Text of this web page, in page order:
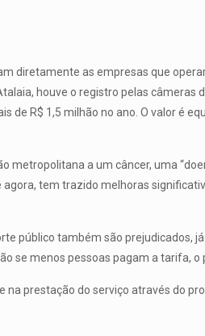
diretamente as empresas que
houve o registro pelas câmeras
R$ 1,5 milhão no ano. O valor é
a um câncer, uma
tem trazido melhoras
público também são prejudicados,
se menos pessoas pagam a tarifa, o
prestação do serviço através do